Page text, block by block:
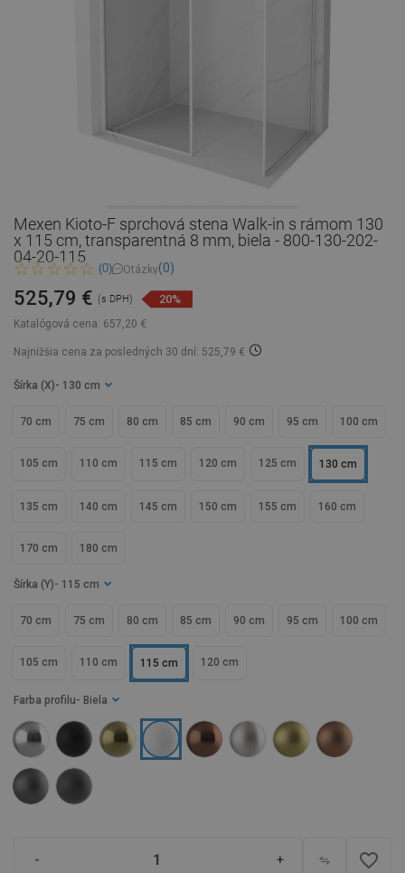
Mexen Kioto-F sprchová stena Walk-in s rámom 130
x 115 cm, transparentná 8 mm, biela - 800-130-202-
04-20-115
(0) Otázky(0)
Katalógová cena: 657,20 €
525,79 € (s DPH) 20%
Najnižšia cena za posledných 30 dní: 525,79 €
Farba profilu - Biela
Šírka (X) - 130 cm
70 cm 75 cm 80 cm 85 cm 90 cm 95 cm 100 cm
105 cm 110 cm 115 cm 120 cm 125 cm 130 cm
135 cm 140 cm 145 cm 150 cm 155 cm 160 cm
170 cm 180 cm
Šírka (Y) - 115 cm
70 cm 75 cm 80 cm 85 cm 90 cm 95 cm 100 cm
105 cm 110 cm 115 cm 120 cm
- + favorite_border